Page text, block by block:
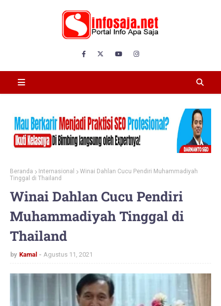
Beranda Internasional
Winai Dahlan Cucu Pendiri Muhammadiyah
Tinggal di Thailand
Winai Dahlan Cucu Pendiri
Muhammadiyah Tinggal di
Thailand
by Kamal Agustus 11, 2021